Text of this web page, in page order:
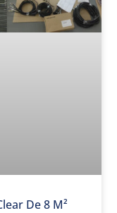
De 8 M²